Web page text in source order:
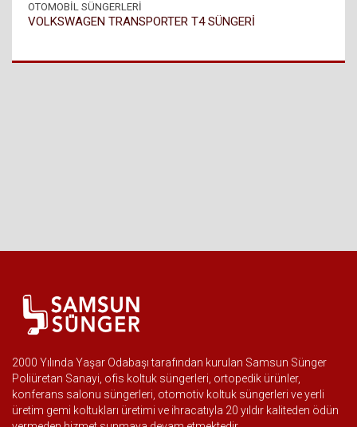
OTOMOBİL SÜNGERLERİ
VOLKSWAGEN TRANSPORTER T4 SÜNGERİ
2000 Yılında Yaşar Odabaşı tarafından kurulan Samsun Sünger
Poliüretan Sanayi, ofis koltuk süngerleri, ortopedik ürünler,
konferans salonu süngerleri, otomotiv koltuk süngerleri ve yerli
üretim gemi koltukları üretimi ve ihracatıyla 20 yıldır kaliteden ödün